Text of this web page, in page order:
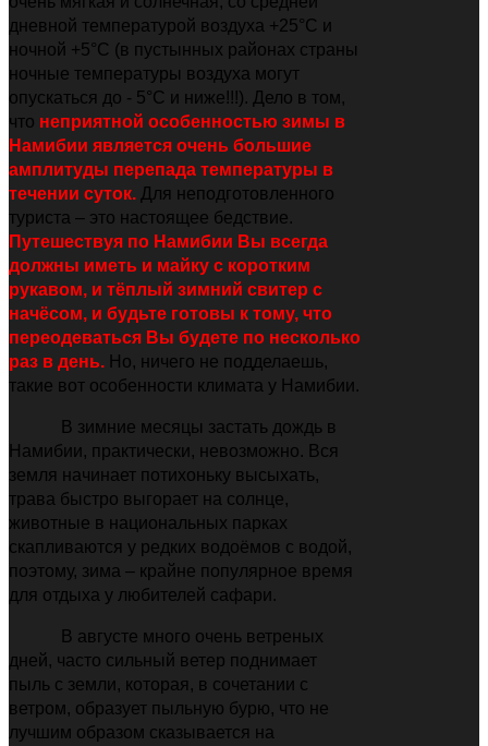
дневной температурой воздуха +25°C и
ночной +5°C (в пустынных районах страны
ночные температуры воздуха могут
опускаться до - 5°С и ниже!!!). Дело в том,
что неприятной особенностью зимы в
Намибии является очень большие
амплитуды перепада температуры в
течении суток. Для неподготовленного
туриста – это настоящее бедствие.
Путешествуя по Намибии Вы всегда
должны иметь и майку с коротким
рукавом, и тёплый зимний свитер с
начёсом, и будьте готовы к тому, что
переодеваться Вы будете по несколько
раз в день. Н о, ничего не подделаешь,
такие вот особенности климата у Намибии.
В зимние месяцы застать дождь в
Намибии, практически, невозможно. Вся
земля начинает потихоньку высыхать,
трава быстро выгорает на солнце,
животные в национальных парках
скапливаются у редких водоёмов с водой,
поэтому, зима – крайне популярное время
для отдыха у любителей сафари.
В августе много очень ветреных
дней, часто сильный ветер поднимает
пыль с земли, которая, в сочетании с
ветром, образует пыльную бурю, что не
лучшим образом сказывается на